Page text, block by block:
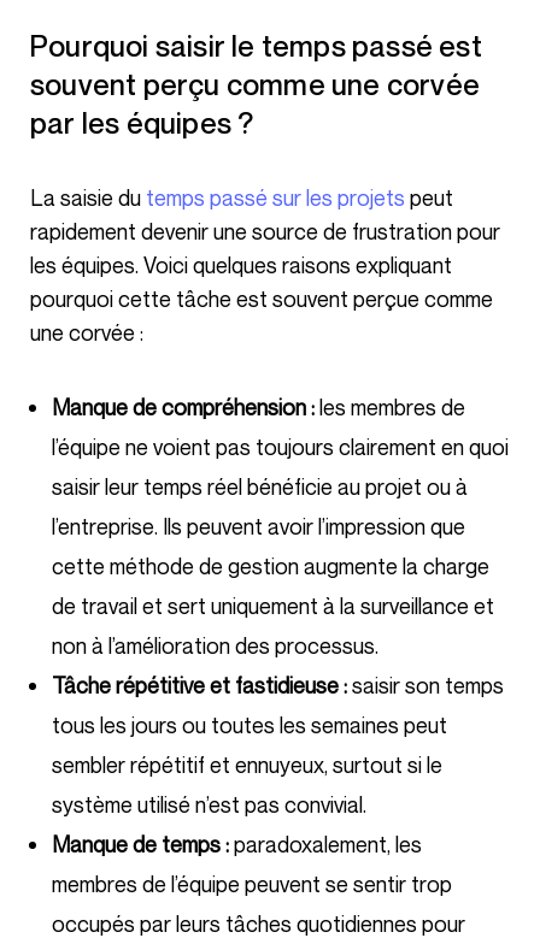
Pourquoi saisir le temps passé est
souvent perçu comme une corvée
par les équipes ?
La saisie du temps passé sur les projets peut
rapidement devenir une source de frustration pour
les équipes. Voici quelques raisons expliquant
pourquoi cette tâche est souvent perçue comme
une corvée :
Manque de compréhension :les membres de
l’équipe ne voient pas toujours clairement en quoi
saisir leur temps réel bénéficie au projet ou à
l’entreprise. Ils peuvent avoir l’impression que
cette méthode de gestion augmente la charge
de travail et sert uniquement à la surveillance et
non à l’amélioration des processus.
Tâche répétitive et fastidieuse :saisir son temps
tous les jours ou toutes les semaines peut
sembler répétitif et ennuyeux, surtout si le
système utilisé n’est pas convivial.
Manque de temps :paradoxalement, les
membres de l’équipe peuvent se sentir trop
occupés par leurs tâches quotidiennes pour